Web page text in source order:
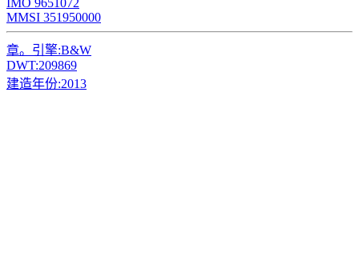
MMSI 351950000
章。引擎:B&W
DWT:209869
建造年份:2013